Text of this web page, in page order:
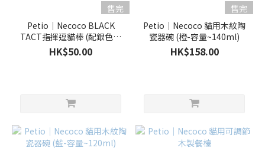
售完
Petio｜Necoco BLACK
TACT指揮逗貓棒 (配銀色彩
帶及毛球)
HK$50.00
售完
Petio｜Necoco 貓用木紋陶
瓷器碗 (橙-容量~140ml)
HK$158.00